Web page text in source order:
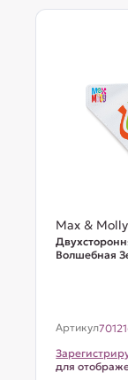
Max & Molly
Волшебная
Артикул
для